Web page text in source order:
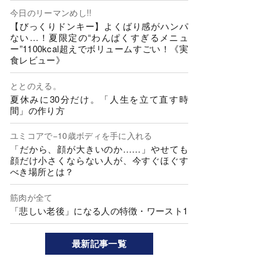
今日のリーマンめし!!
【びっくりドンキー】よくばり感がハンパ
ない…！夏限定の“わんぱくすぎるメニュ
ー”1100kcal超えでボリュームすごい！《実
食レビュー》
ととのえる。
夏休みに30分だけ。「人生を立て直す時
間」の作り方
ユミコアで−10歳ボディを手に入れる
「だから、顔が大きいのか……」やせても
顔だけ小さくならない人が、今すぐほぐす
べき場所とは？
筋肉が全て
「悲しい老後」になる人の特徴・ワースト1
最新記事一覧